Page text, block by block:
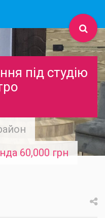
під студію
60,000 грн